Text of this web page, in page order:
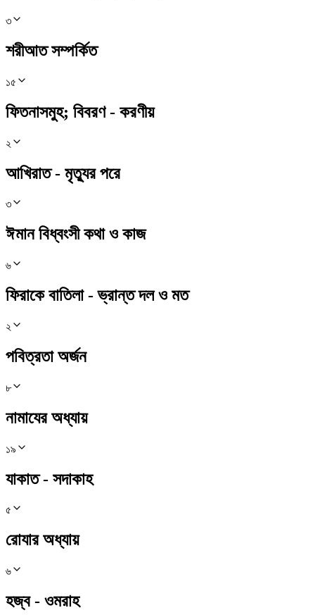
৩
শরীআত সম্পর্কিত
১৫
ফিতনাসমুহ; বিবরণ - করণীয়
২
আখিরাত - মৃত্যুর পরে
৩
ঈমান বিধ্বংসী কথা ও কাজ
৬
ফিরাকে বাতিলা - ভ্রান্ত দল ও মত
২
পবিত্রতা অর্জন
৮
নামাযের অধ্যায়
১৯
যাকাত - সদাকাহ
৫
রোযার অধ্যায়
৬
হজ্ব - ওমরাহ